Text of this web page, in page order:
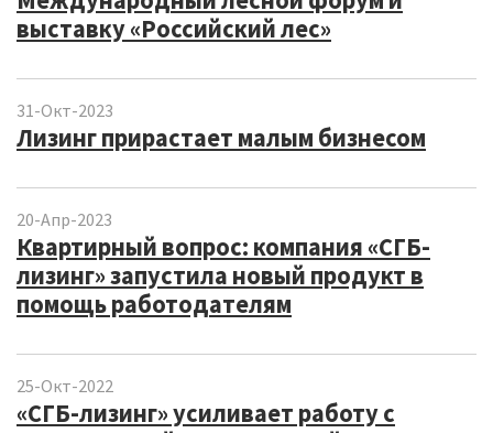
выставку «Российский лес»
31-Окт-2023
Лизинг прирастает малым бизнесом
20-Апр-2023
Квартирный вопрос: компания «СГБ-
лизинг» запустила новый продукт в
помощь работодателям
25-Окт-2022
«СГБ-лизинг» усиливает работу с